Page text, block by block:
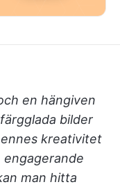
en hängiven
bilder
kreativitet
man hitta